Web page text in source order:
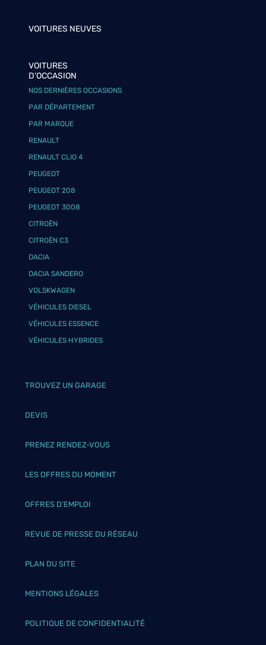
VOITURES NEUVES
VOITURES
D'OCCASION
NOS DERNIÈRES OCCASIONS
PAR DÉPARTEMENT
PAR MARQUE
RENAULT
RENAULT CLIO 4
PEUGEOT
PEUGEOT 208
PEUGEOT 3008
CITROËN
CITROËN C3
DACIA
DACIA SANDERO
VOLSKWAGEN
VÉHICULES DIESEL
VÉHICULES ESSENCE
VÉHICULES HYBRIDES
TROUVEZ UN GARAGE
DEVIS
PRENEZ RENDEZ-VOUS
LES OFFRES DU MOMENT
OFFRES D’EMPLOI
REVUE DE PRESSE DU RÉSEAU
PLAN DU SITE
MENTIONS LÉGALES
POLITIQUE DE CONFIDENTIALITÉ